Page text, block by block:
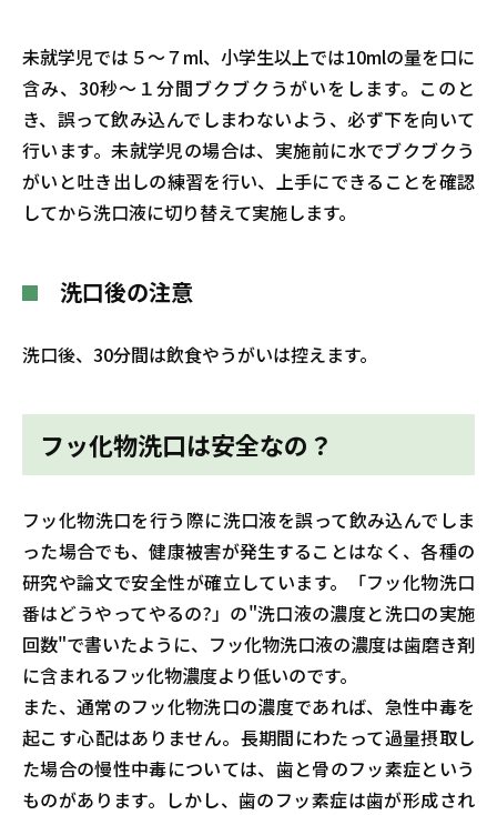
未就学児では５〜７ml、小学生以上では10mlの量を口に
含み、30秒〜１分間ブクブクうがいをします。このと
き、誤って飲み込んでしまわないよう、必ず下を向いて
行います。未就学児の場合は、実施前に水でブクブクう
がいと吐き出しの練習を行い、上手にできることを確認
してから洗口液に切り替えて実施します。
洗口後の注意
洗口後、30分間は飲食やうがいは控えます。
フッ化物洗口は安全なの？
フッ化物洗口を行う際に洗口液を誤って飲み込んでしま
った場合でも、健康被害が発生することはなく、各種の
研究や論文で安全性が確立しています。「フッ化物洗口
番はどうやってやるの?」の"洗口液の濃度と洗口の実施
回数"で書いたように、フッ化物洗口液の濃度は歯磨き剤
に含まれるフッ化物濃度より低いのです。
また、通常のフッ化物洗口の濃度であれば、急性中毒を
起こす心配はありません。長期間にわたって過量摂取し
た場合の慢性中毒については、歯と骨のフッ素症という
ものがあります。しかし、歯のフッ素症は歯が形成され